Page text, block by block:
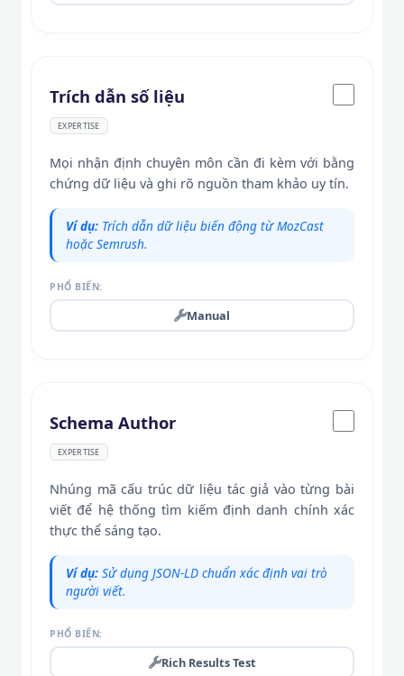
Trích dẫn số liệu
EXPERTISE
Mọi nhận định chuyên môn cần đi kèm với bằng
chứng dữ liệu và ghi rõ nguồn tham khảo uy tín.
Ví dụ: Trích dẫn dữ liệu biến động từ MozCast
hoặc Semrush.
PHỔ BIẾN:
Manual
Schema Author
EXPERTISE
Nhúng mã cấu trúc dữ liệu tác giả vào từng bài
viết để hệ thống tìm kiếm định danh chính xác
thực thể sáng tạo.
Ví dụ: Sử dụng JSON-LD chuẩn xác định vai trò
người viết.
PHỔ BIẾN:
Rich Results Test